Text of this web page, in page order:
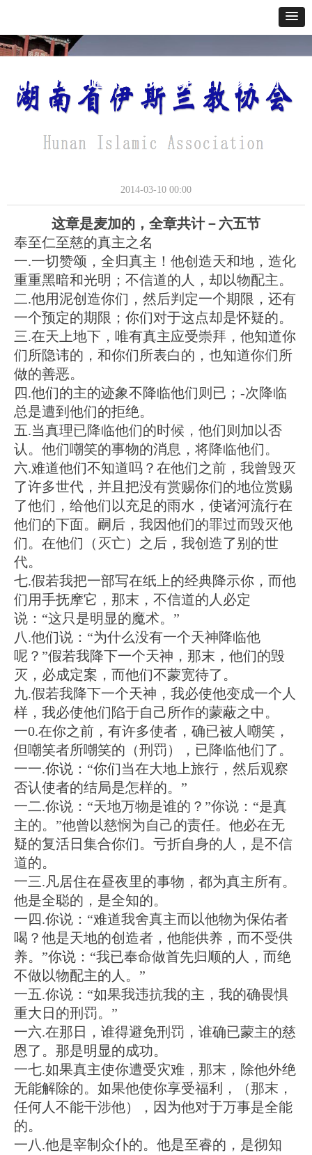
网站首页 通讯报道 政策法规 经典教义 寺貌风采
第六章 牲畜(艾奈阿姆）
2014-03-10 00:00
这章是麦加的，全章共计－六五节
奉至仁至慈的真主之名
一.一切赞颂，全归真主！他创造天和地，造化
重重黑暗和光明；不信道的人，却以物配主。
二.他用泥创造你们，然后判定一个期限，还有
一个预定的期限；你们对于这点却是怀疑的。
三.在天上地下，唯有真主应受崇拜，他知道你
们所隐讳的，和你们所表白的，也知道你们所
做的善恶。
四.他们的主的迹象不降临他们则已；-次降临
总是遭到他们的拒绝。
五.当真理已降临他们的时候，他们则加以否
认。他们嘲笑的事物的消息，将降临他们。
六.难道他们不知道吗？在他们之前，我曾毁灭
了许多世代，并且把没有赏赐你们的地位赏赐
了他们，给他们以充足的雨水，使诸河流行在
他们的下面。嗣后，我因他们的罪过而毁灭他
们。在他们（灭亡）之后，我创造了别的世
代。
七.假若我把一部写在纸上的经典降示你，而他
们用手抚摩它，那末，不信道的人必定
说：“这只是明显的魔术。”
八.他们说：“为什么没有一个天神降临他
呢？”假若我降下一个天神，那末，他们的毁
灭，必成定案，而他们不蒙宽待了。
九.假若我降下一个天神，我必使他变成一个人
样，我必使他们陷于自己所作的蒙蔽之中。
一0.在你之前，有许多使者，确已被人嘲笑，
但嘲笑者所嘲笑的（刑罚），已降临他们了。
一一.你说：“你们当在大地上旅行，然后观察
否认使者的结局是怎样的。”
一二.你说：“天地万物是谁的？”你说：“是真
主的。”他曾以慈悯为自己的责任。他必在无
疑的复活日集合你们。亏折自身的人，是不信
道的。
一三.凡居住在昼夜里的事物，都为真主所有。
他是全聪的，是全知的。
一四.你说：“难道我舍真主而以他物为保佑者
喝？他是天地的创造者，他能供养，而不受供
养。”你说：“我已奉命做首先归顺的人，而绝
不做以物配主的人。”
一五.你说：“如果我违抗我的主，我的确畏惧
重大日的刑罚。”
一六.在那日，谁得避免刑罚，谁确已蒙主的慈
恩了。那是明显的成功。
一七.如果真主使你遭受灾难，那末，除他外绝
无能解除的。如果他使你享受福利，（那末，
任何人不能干涉他），因为他对于万事是全能
的。
一八.他是宰制众仆的。他是至睿的，是彻知